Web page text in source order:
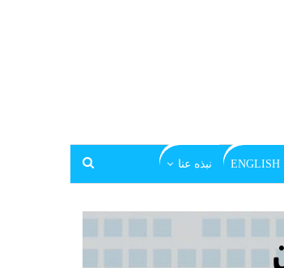
ENGLISH نبذه عنا